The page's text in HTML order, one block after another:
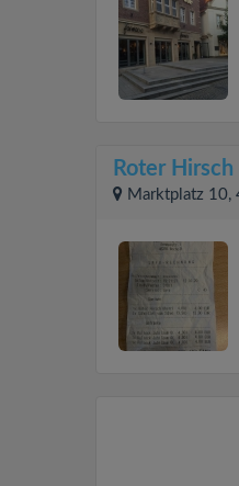
Roter Hirsch
Marktplatz 10,